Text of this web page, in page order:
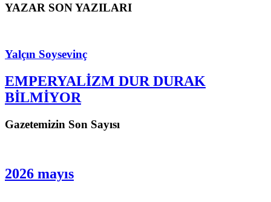
YAZAR SON YAZILARI
Yalçın Soysevinç
EMPERYALİZM DUR DURAK
BİLMİYOR
Gazetemizin Son Sayısı
2026 mayıs